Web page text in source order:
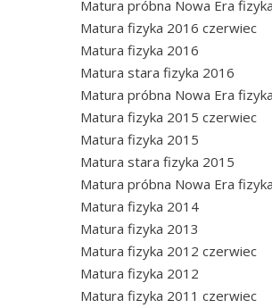
Matura próbna Nowa Era
Matura fizyka 2016 czerwiec
Matura fizyka 2016
Matura stara fizyka 2016
Matura próbna Nowa Era
Matura fizyka 2015 czerwiec
Matura fizyka 2015
Matura stara fizyka 2015
Matura próbna Nowa Era
Matura fizyka 2014
Matura fizyka 2013
Matura fizyka 2012 czerwiec
Matura fizyka 2012
Matura fizyka 2011 czerwiec